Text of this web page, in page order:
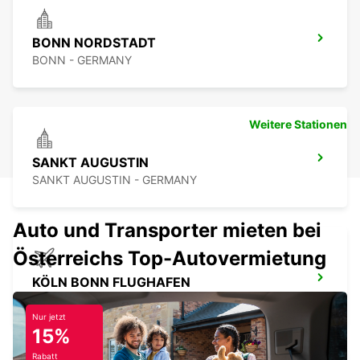
BONN NORDSTADT
BONN - GERMANY
SANKT AUGUSTIN
SANKT AUGUSTIN - GERMANY
KÖLN BONN FLUGHAFEN
Weitere Stationen
Auto und Transporter mieten bei
Österreichs Top-Autovermietung
Nur jetzt
15%
Rabatt